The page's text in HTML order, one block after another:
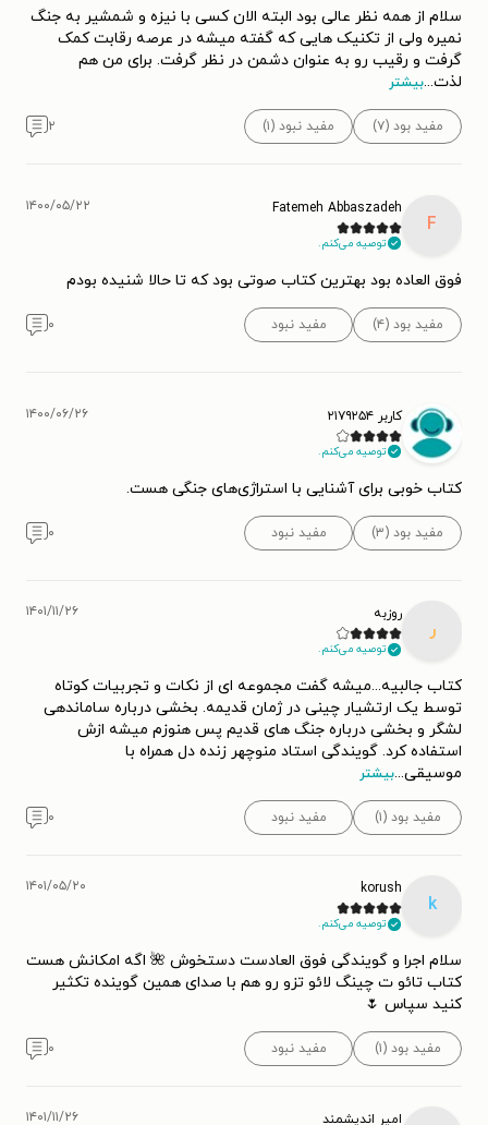
سلام از همه نظر عالی بود البته الان کسی با نیزه و شمشیر به جنگ
نمیره ولی از تکنیک هایی که گفته میشه در عرصه رقابت کمک
گرفت و رقیب رو به عنوان دشمن در نظر گرفت. برای من هم
لذت...بیشتر
مفید بود (۷) مفید نبود (۱) ۲
F
Fatemeh Abbaszadeh
توصیه می‌کنم.
۱۴۰۰/۰۵/۲۲
فوق العاده بود بهترین کتاب صوتی بود که تا حالا شنیده بودم
مفید بود (۴) مفید نبود ۰
کاربر ۲۱۷۹۲۵۴
توصیه می‌کنم.
۱۴۰۰/۰۶/۲۶
کتاب خوبی برای آشنایی با استراژی‌های جنگی هست.
مفید بود (۳) مفید نبود ۰
ر
روزبه
توصیه می‌کنم.
۱۴۰۱/۱۱/۲۶
کتاب جالبیه...میشه گفت مجموعه ای از نکات و تجربیات کوتاه
توسط یک ارتشیار چینی در ژمان قدیمه. بخشی درباره ساماندهی
لشگر و بخشی درباره جنگ های قدیم پس هنوزم میشه ازش
استفاده کرد. گویندگی استاد منوچهر زنده دل همراه با
موسیقی...بیشتر
مفید بود (۱) مفید نبود ۰
k
korush
توصیه می‌کنم.
۱۴۰۱/۰۵/۲۰
سلام اجرا و گویندگی فوق العادست دستخوش 🌺 اگه امکانش هست
کتاب تائو ت چینگ لائو تزو رو هم با صدای همین گوینده تکثیر
کنید سپاس 🌷
مفید بود (۱) مفید نبود ۰
امیر اندیشمند ۱۴۰۱/۱۱/۲۶